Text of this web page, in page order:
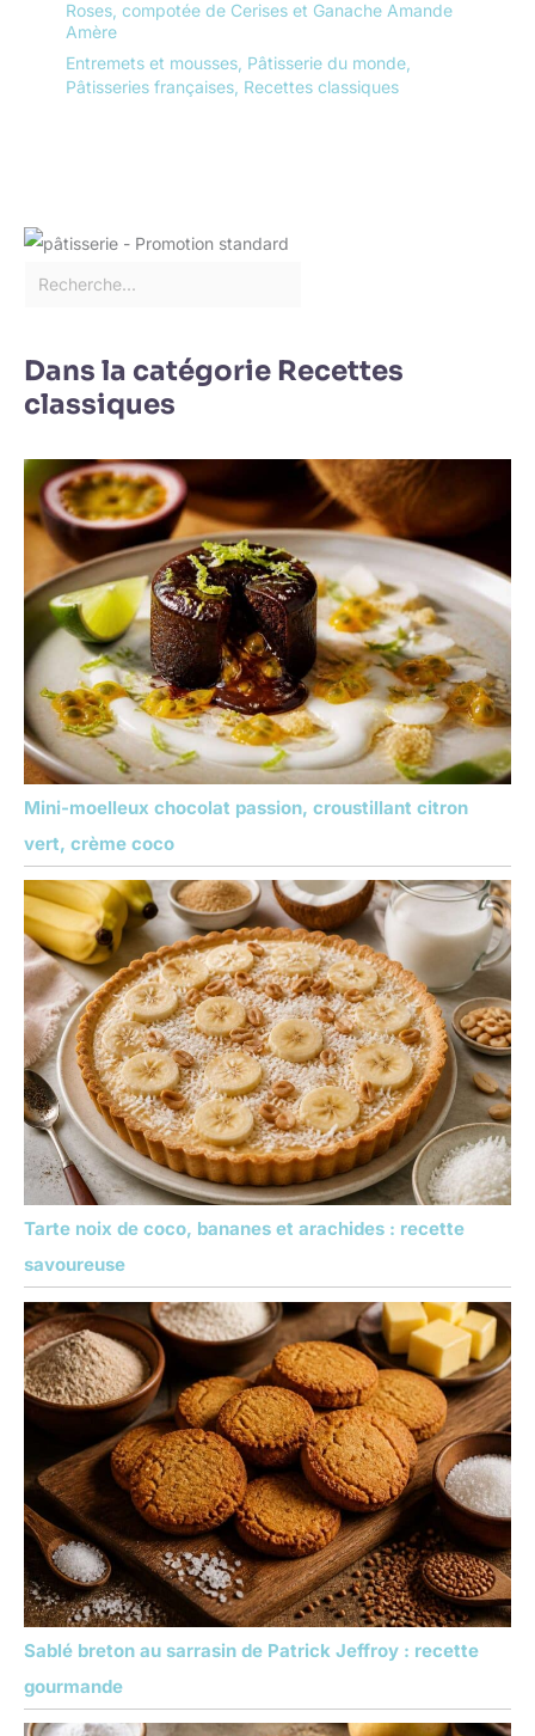
Roses, compotée de Cerises et Ganache Amande
Amère
Entremets et mousses Pâtisserie du monde
Pâtisseries françaises Recettes classiques
Dans la catégorie Recettes
classiques
Mini-moelleux chocolat passion, croustillant citron
vert, crème coco
Tarte noix de coco, bananes et arachides : recette
savoureuse
Sablé breton au sarrasin de Patrick Jeffroy : recette
gourmande